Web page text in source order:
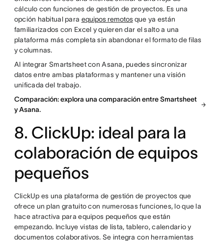
cálculo con funciones de gestión de proyectos. Es una
opción habitual para equipos remotosque ya están
familiarizados con Excel y quieren dar el salto a una
plataforma más completa sin abandonar el formato de filas
y columnas.
Al integrar Smartsheet con Asana, puedes sincronizar
datos entre ambas plataformas y mantener una visión
unificada del trabajo.
Comparación: explora una comparación entre Smartsheet
y Asana.
8. ClickUp: ideal para la
colaboración de equipos
pequeños
ClickUp es una plataforma de gestión de proyectos que
ofrece un plan gratuito con numerosas funciones, lo que la
hace atractiva para equipos pequeños que están
empezando. Incluye vistas de lista, tablero, calendario y
documentos colaborativos. Se integra con herramientas